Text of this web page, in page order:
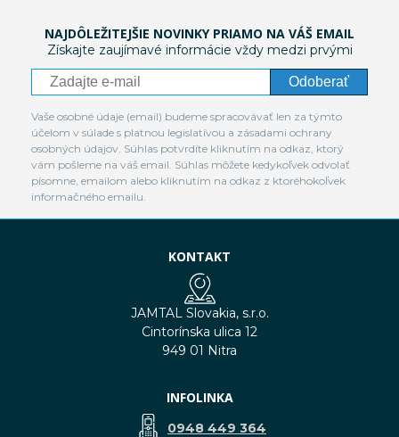
NAJDÔLEŽITEJŠIE NOVINKY PRIAMO NA VÁŠ EMAIL
Získajte zaujímavé informácie vždy medzi prvými
Odoberať
Vaše osobné údaje (email) budeme spracovávať len za týmto
účelom v súlade s platnou legislatívou a zásadami ochrany
osobných údajov. Súhlas potvrdíte kliknutím na odkaz, ktorý
vám pošleme na váš email. Súhlas môžete kedykoľvek odvolať
písomne, emailom alebo kliknutím na odkaz z ktoréhokoľvek
informačného emailu.
KONTAKT
JAMTAL Slovakia, s.r.o.
Cintorínska ulica 12
949 01 Nitra
INFOLINKA
0948 449 364